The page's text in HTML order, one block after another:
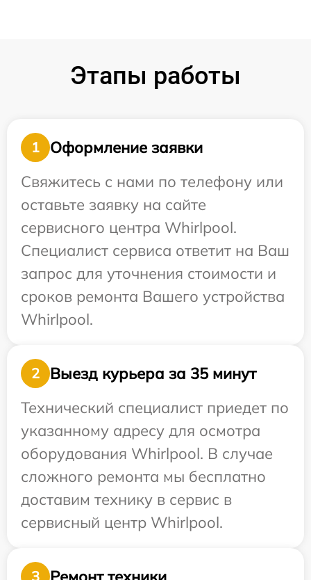
Этапы работы
1
Оформление заявки
Свяжитесь с нами по телефону или
оставьте заявку на сайте
сервисного центра Whirlpool.
Специалист сервиса ответит на Ваш
запрос для уточнения стоимости и
сроков ремонта Вашего устройства
Whirlpool.
2
Выезд курьера за 35 минут
Технический специалист приедет по
указанному адресу для осмотра
оборудования Whirlpool. В случае
сложного ремонта мы бесплатно
доставим технику в сервис в
сервисный центр Whirlpool.
3